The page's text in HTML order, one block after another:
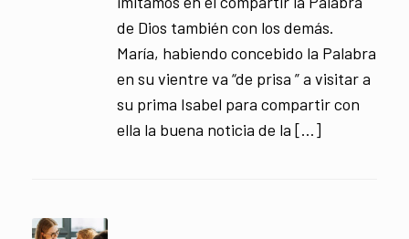
de Dios también con los demás.
María, habiendo concebido la Palabra
en su vientre va “de prisa ” a visitar a
su prima Isabel para compartir con
ella la buena noticia de la […]